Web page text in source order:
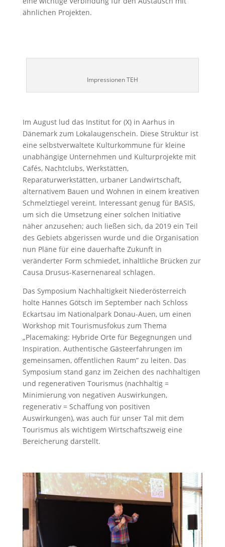
ähnlichen Projekten.
Impressionen TEH
Im August lud das Institut for (X) in Aarhus in
Dänemark zum Lokalaugenschein. Diese Struktur ist
eine selbstverwaltete Kulturkommune für kleine
unabhängige Unternehmen und Kulturprojekte mit
Cafés, Nachtclubs, Werkstätten,
Reparaturwerkstätten, urbaner Landwirtschaft,
alternativem Bauen und Wohnen in einem kreativen
Schmelztiegel vereint. Interessant genug für BASIS,
um sich die Umsetzung einer solchen Initiative
näher anzusehen; auch ließen sich, da 2019 ein Teil
des Gebiets abgerissen wurde und die Organisation
nun Pläne für eine dauerhafte Zukunft in
veränderter Form schmiedet, inhaltliche Brücken zur
Causa Drusus-Kasernenareal schlagen.
Das Symposium Nachhaltigkeit Niederösterreich
holte Hannes Götsch im September nach Schloss
Eckartsau im Nationalpark Donau-Auen, um einen
Workshop mit Tourismusfokus zum Thema
„Placemaking: Hybride Orte für Begegnungen und
Inspiration. Authentische Gästeerfahrungen im
gemeinsamen, öffentlichen Raum” zu leiten. Das
Symposium stand ganz im Zeichen des nachhaltigen
und regenerativen Tourismus (nachhaltig =
Minimierung von negativen Auswirkungen,
regenerativ = Schaffung von positiven
Auswirkungen), was auch für unser Tal mit dem
Tourismus als wichtigem Wirtschaftszweig eine
Bereicherung darstellt.